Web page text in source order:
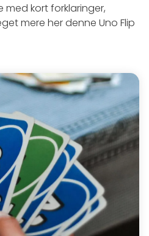
med kort forklaringer,
mere her denne Uno Flip